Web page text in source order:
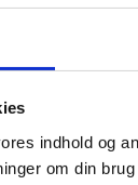
indhold og
om din
Hvidovre|